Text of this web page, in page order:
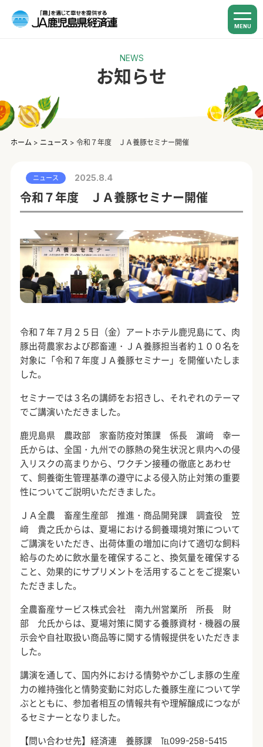
MENU
NEWS
お知らせ
ホーム > ニュース > 令和７年度 ＪＡ養豚セミナー開催
ニュース 2025.8.4
令和７年度 ＪＡ養豚セミナー開催
令和７年７月２５日（金）アートホテル鹿児島にて、肉
豚出荷農家および郡畜連・ＪＡ養豚担当者約１００名を
対象に「令和７年度ＪＡ養豚セミナー」を開催いたしま
した。
セミナーでは３名の講師をお招きし、それぞれのテーマ
でご講演いただきました。
鹿児島県 農政部 家畜防疫対策課 係長 濵﨑 幸一
氏からは、全国・九州での豚熱の発生状況と県内への侵
入リスクの高まりから、ワクチン接種の徹底とあわせ
て、飼養衛生管理基準の遵守による侵入防止対策の重要
性についてご説明いただきました。
ＪＡ全農 畜産生産部 推進・商品開発課 調査役 笠
﨑 貴之氏からは、夏場における飼養環境対策について
ご講演をいただき、出荷体重の増加に向けて適切な飼料
給与のために飲水量を確保すること、換気量を確保する
こと、効果的にサプリメントを活用することをご提案い
ただきました。
全農畜産サービス株式会社 南九州営業所 所長 財
部 允氏からは、夏場対策に関する養豚資材・機器の展
示会や自社取扱い商品等に関する情報提供をいただきま
した。
講演を通して、国内外における情勢やかごしま豚の生産
力の維持強化と情勢変動に対応した養豚生産について学
ぶとともに、参加者相互の情報共有や理解醸成につなが
るセミナーとなりました。
【問い合わせ先】経済連 養豚課 ℡099-258-5415